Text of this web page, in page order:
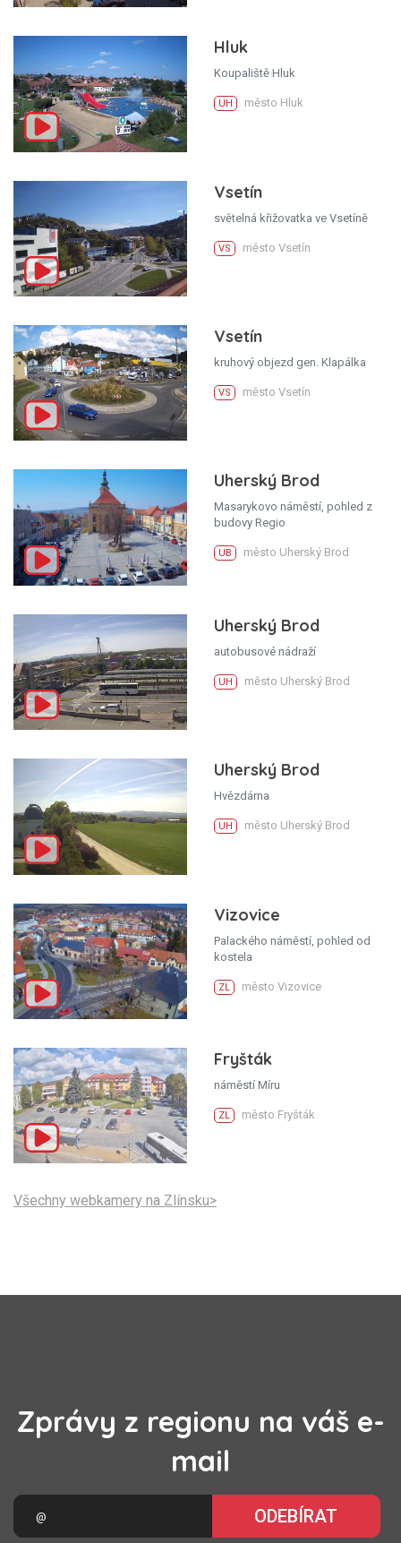
Hluk
Koupaliště Hluk
UH město Hluk
Vsetín
světelná křižovatka ve Vsetíně
VS město Vsetín
Vsetín
kruhový objezd gen. Klapálka
VS město Vsetín
Uherský Brod
Masarykovo náměstí, pohled z
budovy Regio
UB město Uherský Brod
Uherský Brod
autobusové nádraží
UH město Uherský Brod
Uherský Brod
Hvězdárna
UH město Uherský Brod
Vizovice
Palackého náměstí, pohled od
kostela
ZL město Vizovice
Fryšták
náměstí Míru
ZL město Fryšták
Všechny webkamery na Zlínsku>
Zprávy z regionu na váš e-
mail
ODEBÍRAT